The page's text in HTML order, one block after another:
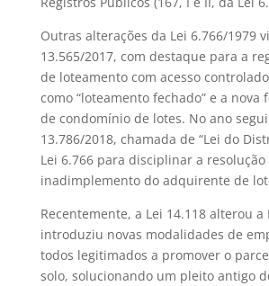
Outras alterações da Lei 6.766/1979
13.565/2017, com destaque para a
de loteamento com acesso
como “loteamento fechado” e a nova
de condomínio de lotes. No ano
13.786/2018, chamada de “Lei do
Lei 6.766 para disciplinar a
inadimplemento do adquirente de
Recentemente, a Lei 14.118 alterou a
introduziu novas modalidades de
todos legitimados a promover o
solo, solucionando um pleito antigo